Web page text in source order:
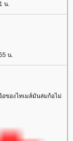
น.
น.
อของไทเมล์มันล่มก้อไม่